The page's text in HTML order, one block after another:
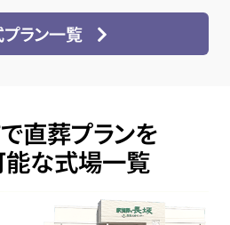
ラン一覧
直葬プランを
能な式場一覧